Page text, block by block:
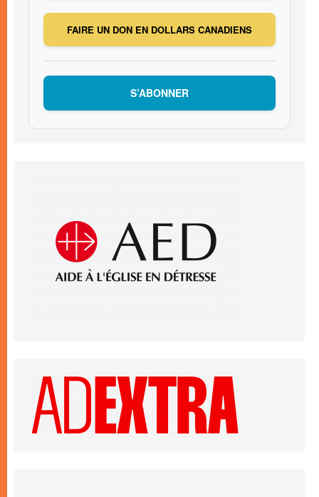
FAIRE UN DON EN DOLLARS CANADIENS
S’ABONNER